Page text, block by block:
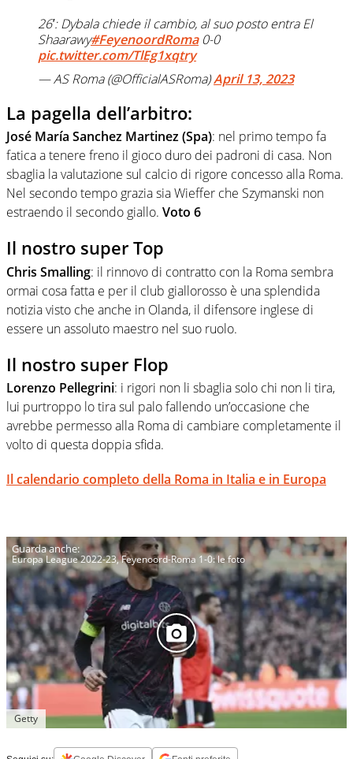
26′: Dybala chiede il cambio, al suo posto entra El
Shaarawy#FeyenoordRoma0-0
pic.twitter.com/TlEg1xqtry
— AS Roma (@OfficialASRoma)April 13, 2023
La pagella dell’arbitro:
José María Sanchez Martinez (Spa): nel primo tempo fa
fatica a tenere freno il gioco duro dei padroni di casa. Non
sbaglia la valutazione sul calcio di rigore concesso alla Roma.
Nel secondo tempo grazia sia Wieffer che Szymanski non
estraendo il secondo giallo. Voto 6
Il nostro super Top
Chris Smalling: il rinnovo di contratto con la Roma sembra
ormai cosa fatta e per il club giallorosso è una splendida
notizia visto che anche in Olanda, il difensore inglese di
essere un assoluto maestro nel suo ruolo.
Il nostro super Flop
Lorenzo Pellegrini: i rigori non li sbaglia solo chi non li tira,
lui purtroppo lo tira sul palo fallendo un’occasione che
avrebbe permesso alla Roma di cambiare completamente il
volto di questa doppia sfida.
Il calendario completo della Roma in Italia e in Europa
Europa League 2022-23, Feyenoord-Roma 1-0: le foto
Getty